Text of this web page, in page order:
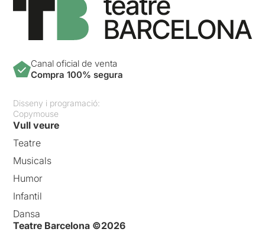
Canal oficial de venta
Compra 100% segura
Disseny i programació:
Copymouse
Vull veure
Teatre
Musicals
Humor
Infantil
Dansa
Teatre Barcelona ©2026